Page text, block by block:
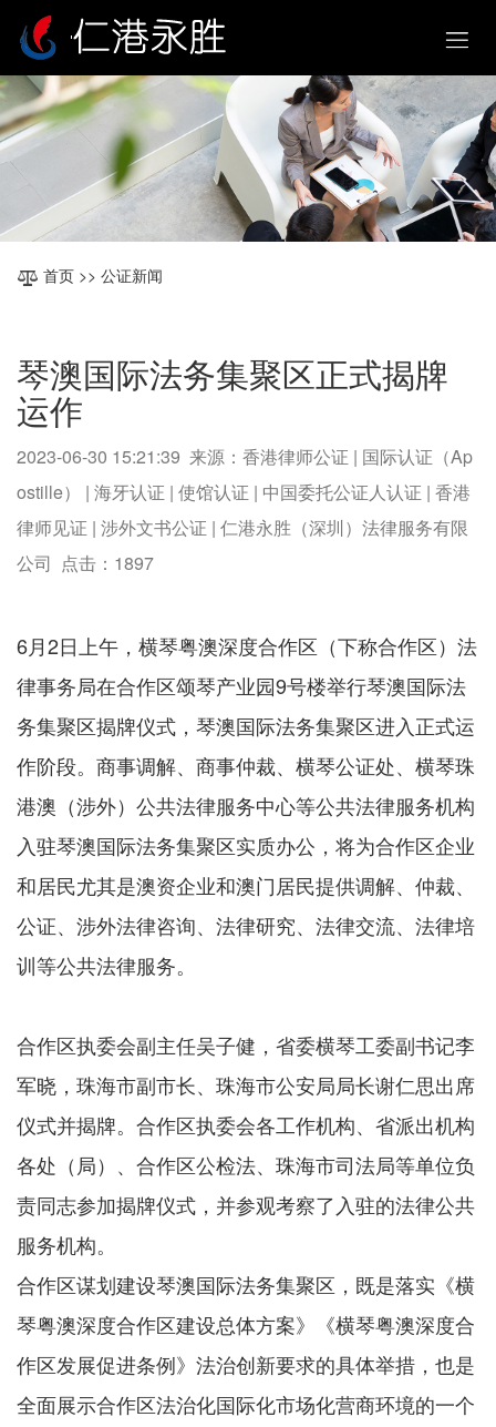
首页 >> 公证新闻
琴澳国际法务集聚区正式揭牌
运作
2023-06-30 15:21:39 来源：香港律师公证 | 国际认证（Ap
ostille） | 海牙认证 | 使馆认证 | 中国委托公证人认证 | 香港
律师见证 | 涉外文书公证 | 仁港永胜（深圳）法律服务有限
公司 点击： 1897
6月2日上午，横琴粤澳深度合作区（下称合作区）法
律事务局在合作区颂琴产业园9号楼举行琴澳国际法
务集聚区揭牌仪式，琴澳国际法务集聚区进入正式运
作阶段。商事调解、商事仲裁、横琴公证处、横琴珠
港澳（涉外）公共法律服务中心等公共法律服务机构
入驻琴澳国际法务集聚区实质办公，将为合作区企业
和居民尤其是澳资企业和澳门居民提供调解、仲裁、
公证、涉外法律咨询、法律研究、法律交流、法律培
训等公共法律服务。
合作区执委会副主任吴子健，省委横琴工委副书记李
军晓，珠海市副市长、珠海市公安局局长谢仁思出席
仪式并揭牌。合作区执委会各工作机构、省派出机构
各处（局）、合作区公检法、珠海市司法局等单位负
责同志参加揭牌仪式，并参观考察了入驻的法律公共
服务机构。
合作区谋划建设琴澳国际法务集聚区，既是落实《横
琴粤澳深度合作区建设总体方案》《横琴粤澳深度合
作区发展促进条例》法治创新要求的具体举措，也是
全面展示合作区法治化国际化市场化营商环境的一个